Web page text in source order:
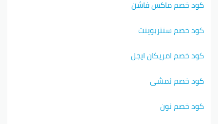
كود خصم ماكس فاشن
كود خصم سنتربوينت
كود خصم امريكان ايجل
كود خصم نمشي
كود خصم نون